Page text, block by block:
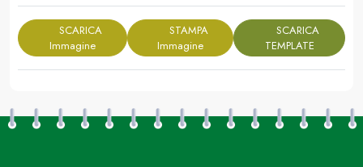
SCARICA
Immagine
STAMPA
Immagine
SCARICA
TEMPLATE